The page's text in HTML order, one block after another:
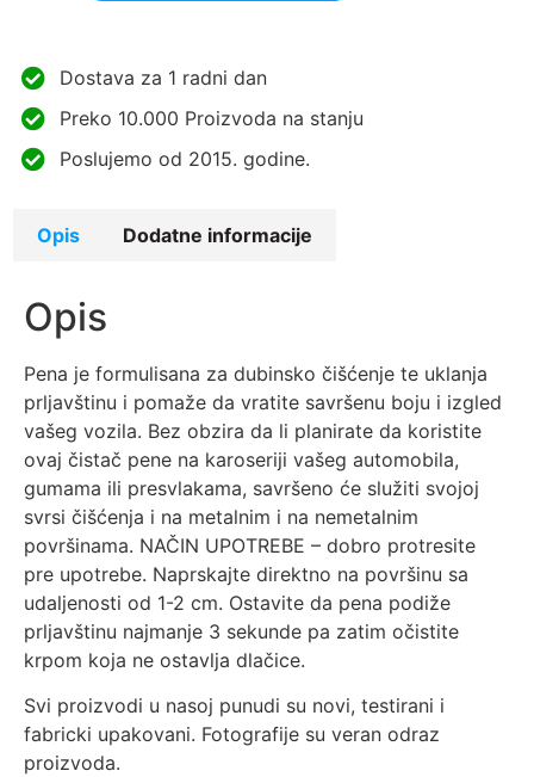
Dostava za 1 radni dan
Preko 10.000 Proizvoda na stanju
Poslujemo od 2015. godine.
Opis Dodatne informacije
Opis
Pena je formulisana za dubinsko čišćenje te uklanja
prljavštinu i pomaže da vratite savršenu boju i izgled
vašeg vozila. Bez obzira da li planirate da koristite
ovaj čistač pene na karoseriji vašeg automobila,
gumama ili presvlakama, savršeno će služiti svojoj
svrsi čišćenja i na metalnim i na nemetalnim
površinama. NAČIN UPOTREBE – dobro protresite
pre upotrebe. Naprskajte direktno na površinu sa
udaljenosti od 1-2 cm. Ostavite da pena podiže
prljavštinu najmanje 3 sekunde pa zatim očistite
krpom koja ne ostavlja dlačice.
Svi proizvodi u nasoj punudi su novi, testirani i
fabricki upakovani. Fotografije su veran odraz
proizvoda.